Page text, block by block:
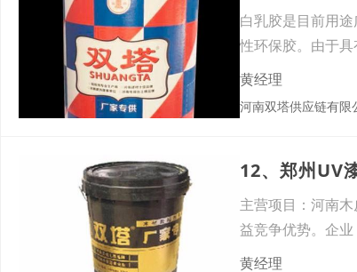
白乳胶是目前用
性环保胶。由于
特点
黄经理
河南双塔供应链有限
12、郑州UV
主营项目：河南
益竞争优势。企
值观
黄经理